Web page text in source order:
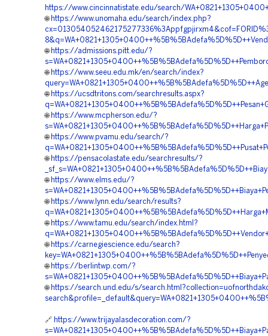
https://www.cincinnatistate.edu/search/
🌐 https://www.unomaha.edu/search/index.php?
🌐 https://admissions.pitt.edu/?
🌐 https://www.seeu.edu.mk/en/search/index?
🌐 https://ucsdtritons.com/searchresults.aspx?
🌐 https://www.mcpherson.edu/?
🌐 https://www.pvamu.edu/search/?
🌐 https://pensacolastate.edu/searchresults/?
🌐 https://www.elms.edu/?
🌐 https://www.lynn.edu/search/results?
🌐 https://www.tamu.edu/search/index.html?
🌐 https://carnegiescience.edu/search?
🌐 https://berlintwp.com/?
🌐 https://search.und.edu/s/
🔗 https://www.trijayalasdecoration.com/?